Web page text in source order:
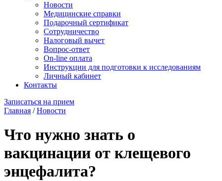
Новости
Медицинские справки
Подарочный сертификат
Сотрудничество
Налоговый вычет
Вопрос-ответ
On-line оплата
Инструкции для подготовки к исследованиям
Личный кабинет
Контакты
Записаться на прием
Главная /Новости
Что нужно знать о
вакцинации от клещевого
энцефалита?